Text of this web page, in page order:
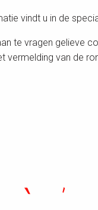
vindt u in de
te vragen gelieve
vermelding van de